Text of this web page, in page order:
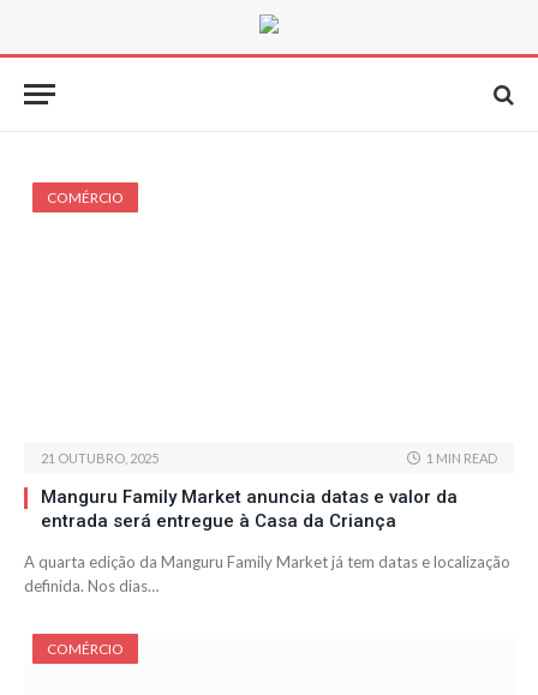
COMÉRCIO
21 OUTUBRO, 2025 1 MIN READ
Manguru Family Market anuncia datas e valor da
entrada será entregue à Casa da Criança
A quarta edição da Manguru Family Market já tem datas e localização
definida. Nos dias…
COMÉRCIO